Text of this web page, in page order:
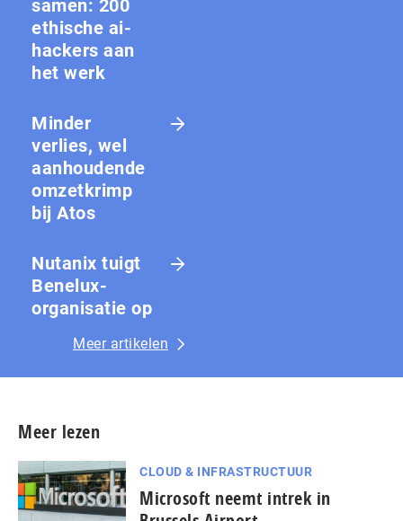
samen: 200
ethische ai-
hackers aan
het werk
Minder
verlies, wel
aanhoudende
omzetkrimp
bij Atos
Nutanix tuigt
Benelux-
organisatie op
Meer artikelen
Meer lezen
CLOUD & INFRASTRUCTUUR
Microsoft neemt intrek in